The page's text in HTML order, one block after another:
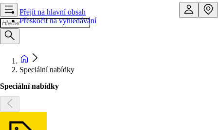
Přejít na hlavní obsah
Přeskočit na vyhledávání
Speciální nabídky
Speciální nabídky